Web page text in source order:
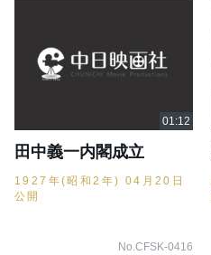
田中義一内閣成立
1927年(昭和2年) 04月20日
公開
No.CFSK-0416